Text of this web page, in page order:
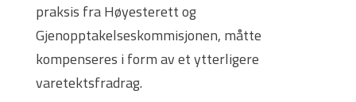
praksis fra Høyesterett og
Gjenopptakelseskommisjonen, måtte
kompenseres i form av et ytterligere
varetektsfradrag.